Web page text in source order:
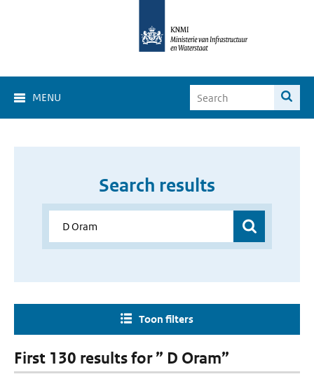
MENU
Search results
Toon filters
First 130 results for ” D Oram”